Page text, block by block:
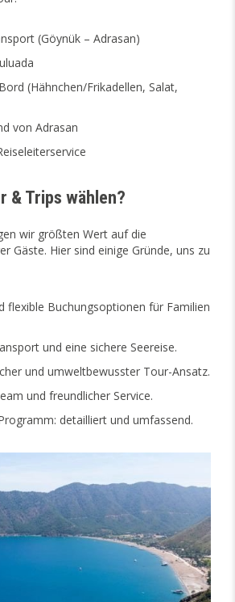
(Göynük – Adrasan)
(Hähnchen/Frikadellen, Salat,
von Adrasan
& Trips wählen?
wir größten Wert auf die
Gäste. Hier sind einige Gründe, uns zu
flexible Buchungsoptionen für Familien
und eine sichere Seereise.
und umweltbewusster Tour-Ansatz.
und freundlicher Service.
detailliert und umfassend.